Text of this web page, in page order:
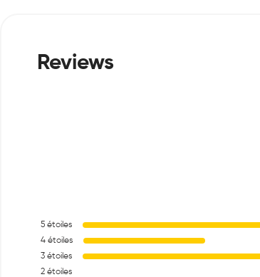
5 étoiles
4 étoiles
3 étoiles
2 étoiles